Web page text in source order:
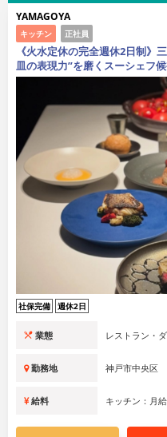
YAMAGOYA
キッチン 正社員
《火水定休の完全週休2日制》
皿の表現力”を磨くスーシェフ
社保完備 週休2日
業態 レストラン・
勤務地 神戸市中央区
給料 キッチン：月